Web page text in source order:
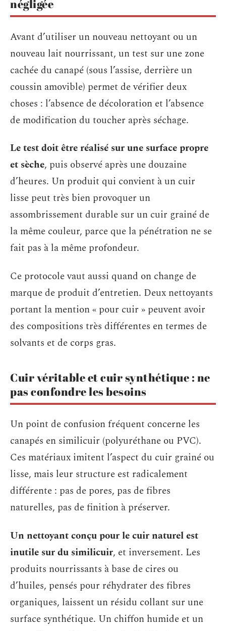
négligée
Avant d’utiliser un nouveau nettoyant ou un
nouveau lait nourrissant, un test sur une zone
cachée du canapé (sous l’assise, derrière un
coussin amovible) permet de vérifier deux
choses : l’absence de décoloration et l’absence
de modification du toucher après séchage.
Le test doit être réalisé sur une surface propre
et sèche, puis observé après une douzaine
d’heures. Un produit qui convient à un cuir
lisse peut très bien provoquer un
assombrissement durable sur un cuir grainé de
la même couleur, parce que la pénétration ne se
fait pas à la même profondeur.
Ce protocole vaut aussi quand on change de
marque de produit d’entretien. Deux nettoyants
portant la mention « pour cuir » peuvent avoir
des compositions très différentes en termes de
solvants et de corps gras.
Cuir véritable et cuir synthétique : ne
pas confondre les besoins
Un point de confusion fréquent concerne les
canapés en similicuir (polyuréthane ou PVC).
Ces matériaux imitent l’aspect du cuir grainé ou
lisse, mais leur structure est radicalement
différente : pas de pores, pas de fibres
naturelles, pas de finition à préserver.
Un nettoyant conçu pour le cuir naturel est
inutile sur du similicuir, et inversement. Les
produits nourrissants à base de cires ou
d’huiles, pensés pour réhydrater des fibres
organiques, laissent un résidu collant sur une
surface synthétique. Un chiffon humide et un